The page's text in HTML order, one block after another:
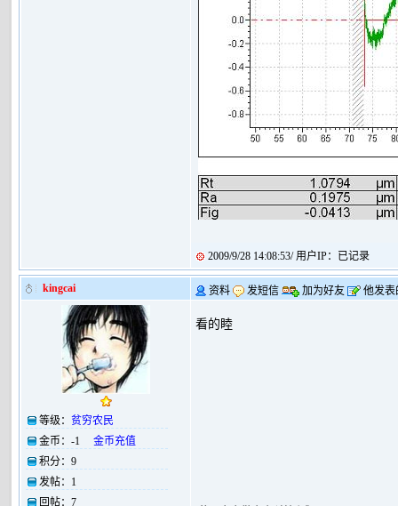
2009/9/28 14:08:53/ 用户IP：已记录
kingcai 资料 发短信 加为好友 他发表
等级： 贫穷农民
金币： -1
金币充值
积分： 9
发帖：
1
回帖： 7
看的睦